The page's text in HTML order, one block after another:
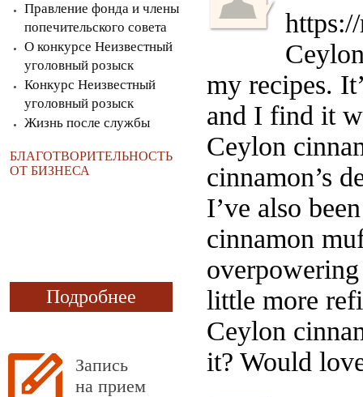
Правление фонда и члены
попечительского совета
О конкурсе Неизвестный
уголовный розыск
Конкурс Неизвестный
уголовный розыск
Жизнь после службы
БЛАГОТВОРИТЕЛЬНОСТЬ
ОТ БИЗНЕСА
Подробнее
Запись
на прием
my recipes.
and I find it
Ceylon
cinnamon’s
I’ve also
cinnamon
little more
Ceylon
it? Would